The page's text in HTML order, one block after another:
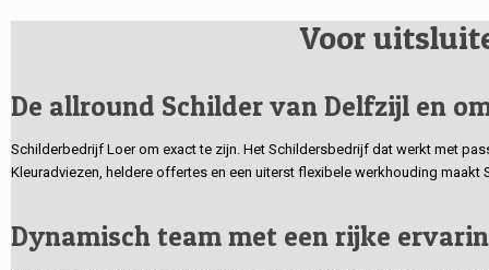
Voor
De allround Schilder van Delfzijl en
Schilderbedrijf Loer om exact te zijn. Het Schildersbedrijf dat werkt met
Kleuradviezen, heldere offertes en een uiterst flexibele werkhouding
Dynamisch team met een rijke